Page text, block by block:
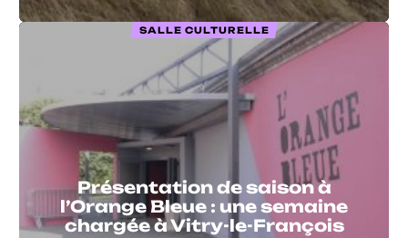
SALLE CULTURELLE
Présentation de saison à
l’Orange Bleue : une semaine
chargée à Vitry-le-François